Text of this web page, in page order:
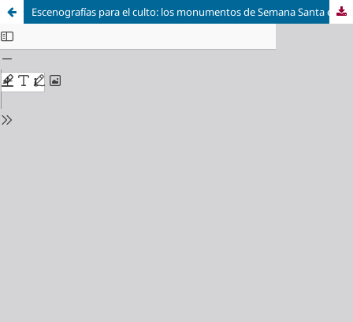
Escenografías para el culto: los monumentos de Semana Santa en el siglo XIX